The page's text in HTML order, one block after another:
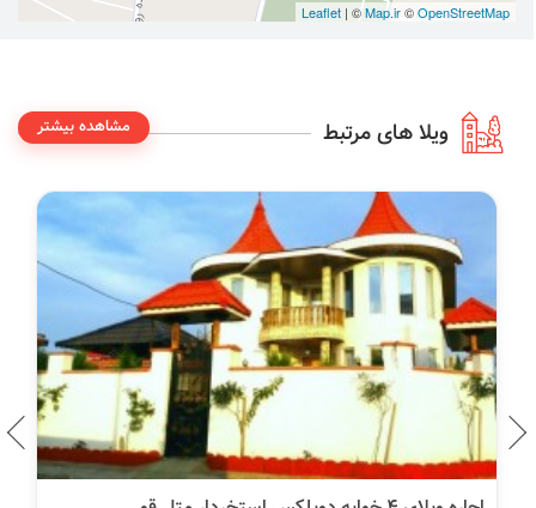
Leaflet | ©Map.ir©OpenStreetMap
ویلا های مرتبط مشاهده بیشتر